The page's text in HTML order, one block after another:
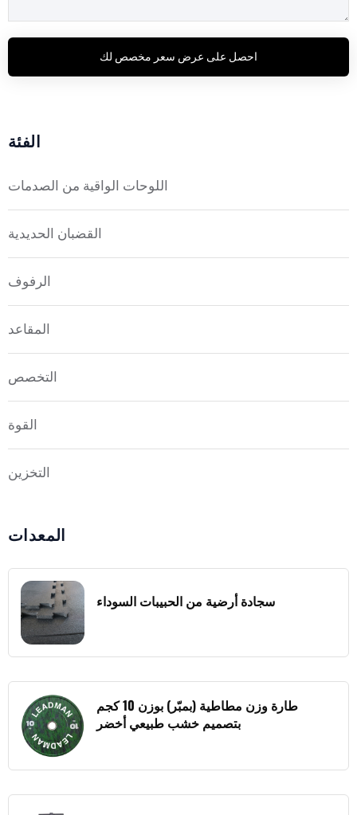
احصل على عرض سعر مخصص لك
الفئة
اللوحات الواقية من الصدمات
القضبان الحديدية
الرفوف
المقاعد
التخصص
القوة
التخزين
المعدات
سجادة أرضية من الحبيبات السوداء
طارة وزن مطاطية (بمبّر) بوزن 10 كجم
بتصميم خشب طبيعي أخضر